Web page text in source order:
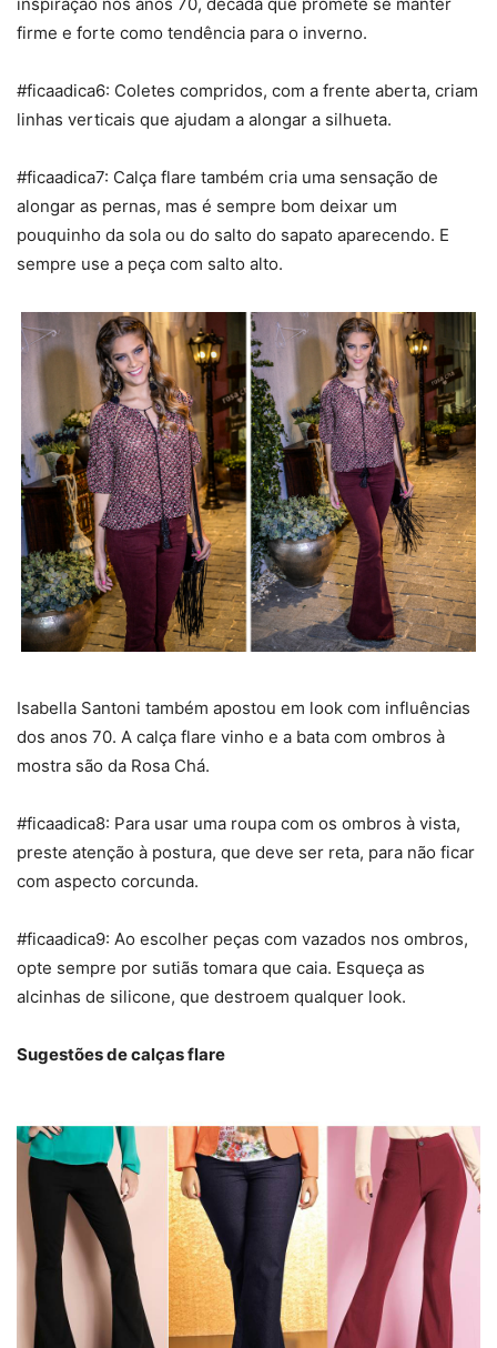
firme e forte como tendência para o inverno.
#ficaadica6: Coletes compridos, com a frente aberta, criam
linhas verticais que ajudam a alongar a silhueta.
#ficaadica7: Calça flare também cria uma sensação de
alongar as pernas, mas é sempre bom deixar um
pouquinho da sola ou do salto do sapato aparecendo. E
sempre use a peça com salto alto.
Isabella Santoni também apostou em look com influências
dos anos 70. A calça flare vinho e a bata com ombros à
mostra são da Rosa Chá.
#ficaadica8: Para usar uma roupa com os ombros à vista,
preste atenção à postura, que deve ser reta, para não ficar
com aspecto corcunda.
#ficaadica9: Ao escolher peças com vazados nos ombros,
opte sempre por sutiãs tomara que caia. Esqueça as
alcinhas de silicone, que destroem qualquer look.
Sugestões de calças flare